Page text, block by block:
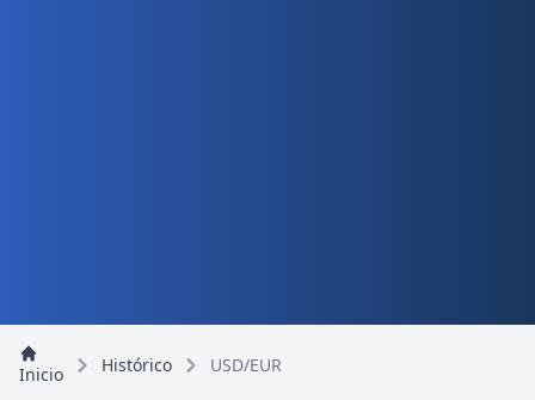
Inicio Histórico USD/EUR